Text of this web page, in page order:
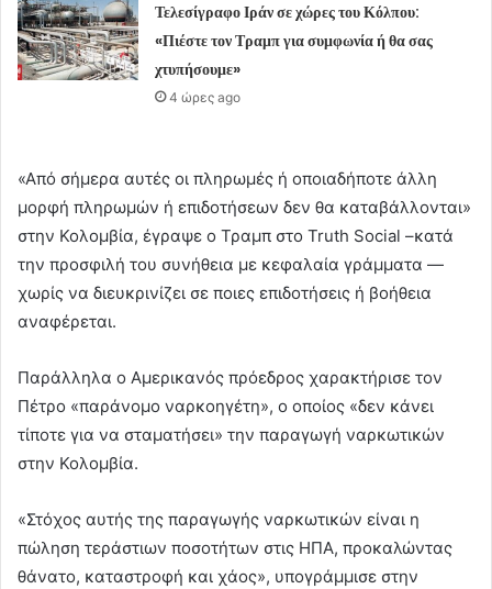
Τελεσίγραφο Ιράν σε χώρες του Κόλπου:
«Πιέστε τον Τραμπ για συμφωνία ή θα σας
χτυπήσουμε»
4 ώρες ago
«Από σήμερα αυτές οι πληρωμές ή οποιαδήποτε άλλη
μορφή πληρωμών ή επιδοτήσεων δεν θα καταβάλλονται»
στην Κολομβία, έγραψε ο Τραμπ στο Truth Social –κατά
την προσφιλή του συνήθεια με κεφαλαία γράμματα —
χωρίς να διευκρινίζει σε ποιες επιδοτήσεις ή βοήθεια
αναφέρεται.
Παράλληλα ο Αμερικανός πρόεδρος χαρακτήρισε τον
Πέτρο «παράνομο ναρκοηγέτη», ο οποίος «δεν κάνει
τίποτε για να σταματήσει» την παραγωγή ναρκωτικών
στην Κολομβία.
«Στόχος αυτής της παραγωγής ναρκωτικών είναι η
πώληση τεράστιων ποσοτήτων στις ΗΠΑ, προκαλώντας
θάνατο, καταστροφή και χάος», υπογράμμισε στην